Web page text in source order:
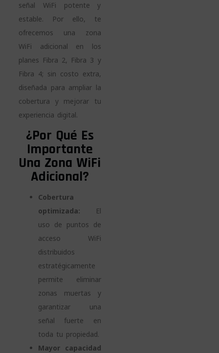
señal WiFi potente y
estable. Por ello, te
ofrecemos una zona
WiFi adicional en los
planes Fibra 2, Fibra 3 y
Fibra 4; sin costo extra,
diseñada para ampliar la
cobertura y mejorar tu
experiencia digital.
¿Por Qué Es
Importante
Una Zona WiFi
Adicional?
Cobertura
optimizada: El
uso de puntos de
acceso WiFi
distribuidos
estratégicamente
permite eliminar
zonas muertas y
garantizar una
señal fuerte en
toda tu propiedad.
Mayor capacidad